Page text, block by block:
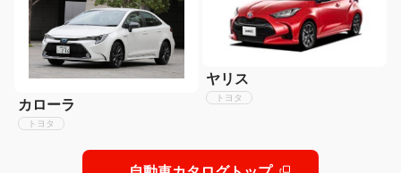
カローラ
トヨタ
ヤリス
トヨタ